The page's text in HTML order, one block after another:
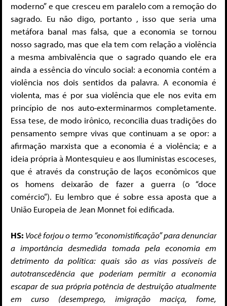
moderno” e que cresceu em paralelo com a remoção do
sagrado. Eu não digo, portanto , isso que seria uma
metáfora banal mas falsa, que a economia se tornou
nosso sagrado, mas que ela tem com relação a violência
a mesma ambivalência que o sagrado quando ele era
ainda a essência do vínculo social: a economia contém a
violência nos dois sentidos da palavra. A economia é
violenta, mas é por sua violência que ele nos evita em
princípio de nos auto-exterminarmos completamente.
Essa tese, de modo irônico, reconcilia duas tradições do
pensamento sempre vivas que continuam a se opor: a
afirmação marxista que a economia é a violência; e a
ideia própria à Montesquieu e aos Iluministas escoceses,
que é através da construção de laços econômicos que
os homens deixarão de fazer a guerra (o “doce
comércio”). Eu lembro que é sobre essa aposta que a
União Europeia de Jean Monnet foi edificada.
HS: Você forjou o termo “economistificação” para denunciar
a importância desmedida tomada pela economia em
detrimento da política: quais são as vias possíveis de
autotranscedência que poderiam permitir a economia
escapar de sua própria potência de destruição atualmente
em curso (desemprego, imigração maciça, fome,